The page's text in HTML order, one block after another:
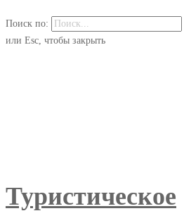
Поиск по:
или Esc, чтобы закрыть
Туристическое